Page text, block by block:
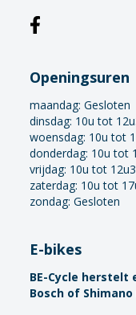
Openingsuren
maandag:Gesloten
dinsdag: 10u tot
woensdag: 10u tot
donderdag: 10u tot
vrijdag: 10u tot
zaterdag: 10u tot
zondag: Gesloten
E-bikes
BE-Cycle
Bosch of